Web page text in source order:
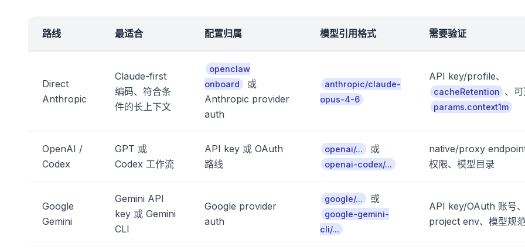
路线 最适合 配置归属 模型引用格式 需要验证
Direct
Anthropic
Claude-first
编码、符合条
件的长上下文
openclaw
onboard
或
Anthropic provider
auth
anthropic/claude-
opus-4-6
API key/profile、
cacheRetention 、
params.context1m
OpenAI /
Codex
GPT 或
Codex 工作流
API key 或 OAuth
路线
openai/... 或
openai-codex/...
native/proxy endpoint
权限、模型目录
Google
Gemini
Gemini API
key 或 Gemini
CLI
Google provider
auth
google/... 或
google-gemini-
cli/...
API key/OAuth 账号、
project env、模型规